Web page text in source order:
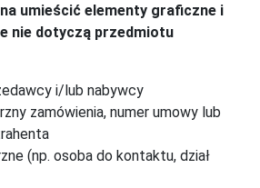
umieścić elementy graficzne i
nie dotyczą przedmiotu
i/lub nabywcy
zamówienia, numer umowy lub
(np. osoba do kontaktu, dział